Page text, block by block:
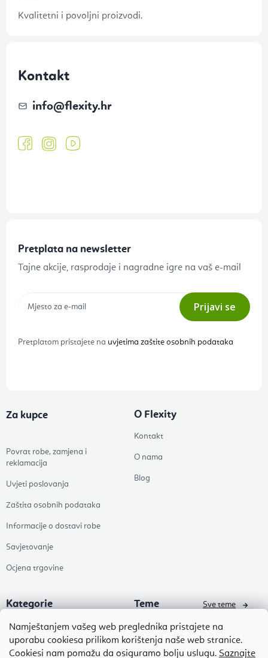
Namještanjem vašeg web preglednika pristajete na
uporabu cookiesa prilikom korištenja naše web stranice.
Cookiesi nam pomažu da osiguramo bolju uslugu. Saznajte
Kvalitetni i povoljni proizvodi.
Kontakt
info@flexity.hr
Pretplata na newsletter
Tajne akcije, rasprodaje i nagradne igre na vaš e-mail
Prijavi se
Pretplatom pristajete na uvjetima zaštite osobnih podataka
Za kupce
Povrat robe, zamjena i
reklamacija
Uvjeti poslovanja
Zaštita osobnih podataka
Informacije o dostavi robe
Savjetovanje
Ocjena trgovine
O Flexity
Kontakt
O nama
Blog
Kategorie
Odjeća za jogu
Prostirke za jogu
Teme
Ajurveda
Ljekovita glazba i glazbena
Sve teme